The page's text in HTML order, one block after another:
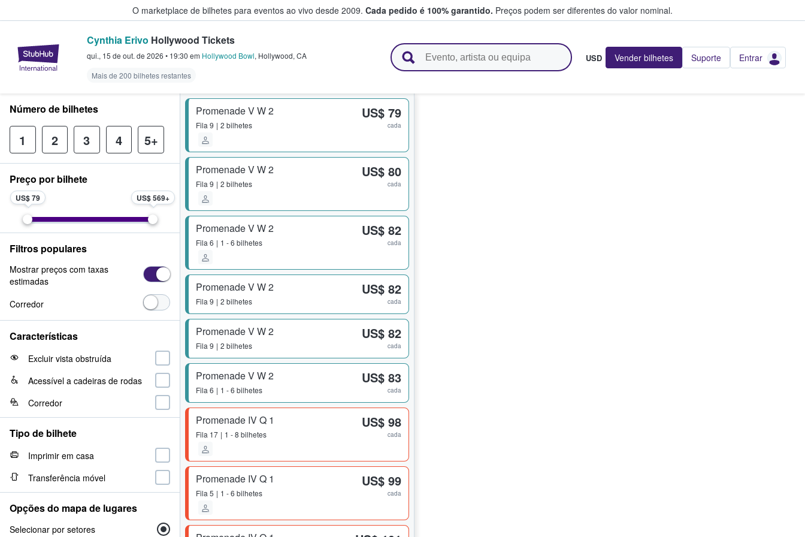
O marketplace de bilhetes para eventos ao vivo desde 2009. Cada pedido é 100% garantido. Preços podem ser diferentes do valor nominal.
StubHub – onde os fãs compram e vendem bilhetes
Cynthia Erivo Hollywood Tickets
qui., 15 de out. de 2026 • 19:30 em Hollywood Bowl, Hollywood, CA
Mais de 200 bilhetes restantes
USD Vender bilhetes Suporte Entrar
Promenade V W 2
Fila 9 2 bilhetes
US$ 79
cada
Promenade V W 2
Fila 9 2 bilhetes
US$ 80
cada
Promenade V W 2
Fila 6 1 - 6 bilhetes
US$ 82
cada
Promenade V W 2
Fila 9 2 bilhetes
US$ 82
cada
Promenade V W 2
Fila 9 2 bilhetes
US$ 82
cada
Promenade V W 2
Fila 6 1 - 6 bilhetes
US$ 83
cada
Promenade IV Q 1
Fila 17 1 - 8 bilhetes
US$ 98
cada
Promenade IV Q 1
Fila 5 1 - 6 bilhetes
US$ 99
cada
Número de bilhetes
1 2 3 4 5+
Preço por bilhete
US$ 79 US$ 569
Filtros populares
Mostrar preços com taxas
estimadas
Corredor
Características
Excluir vista obstruída
Acessível a cadeiras de rodas
Corredor
Tipo de bilhete
Imprimir em casa
Transferência móvel
Opções do mapa de lugares
Selecionar por setores